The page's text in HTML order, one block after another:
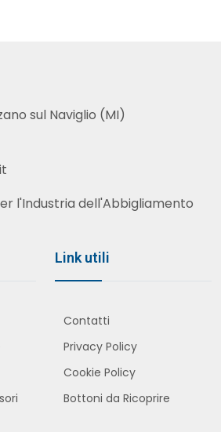
sul Naviglio (MI)
l'Industria dell'Abbigliamento
Link utili
Contatti
Privacy Policy
Cookie Policy
Bottoni da Ricoprire